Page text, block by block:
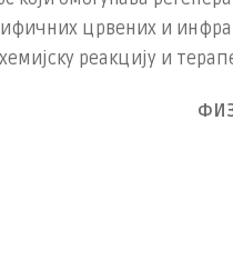
црвених и
реакцију и